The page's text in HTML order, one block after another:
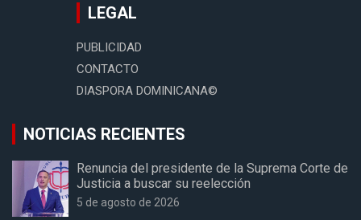
LEGAL
PUBLICIDAD
CONTACTO
DIASPORA DOMINICANA©
NOTICIAS RECIENTES
Renuncia del presidente de la Suprema Corte de
Justicia a buscar su reelección
5 de agosto de 2026